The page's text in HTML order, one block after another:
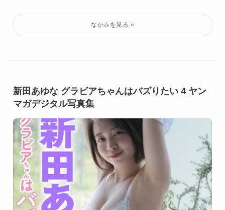
新田あゆな グラビアちゃんはバズりたい 4 ヤン
マガデジタル写真集